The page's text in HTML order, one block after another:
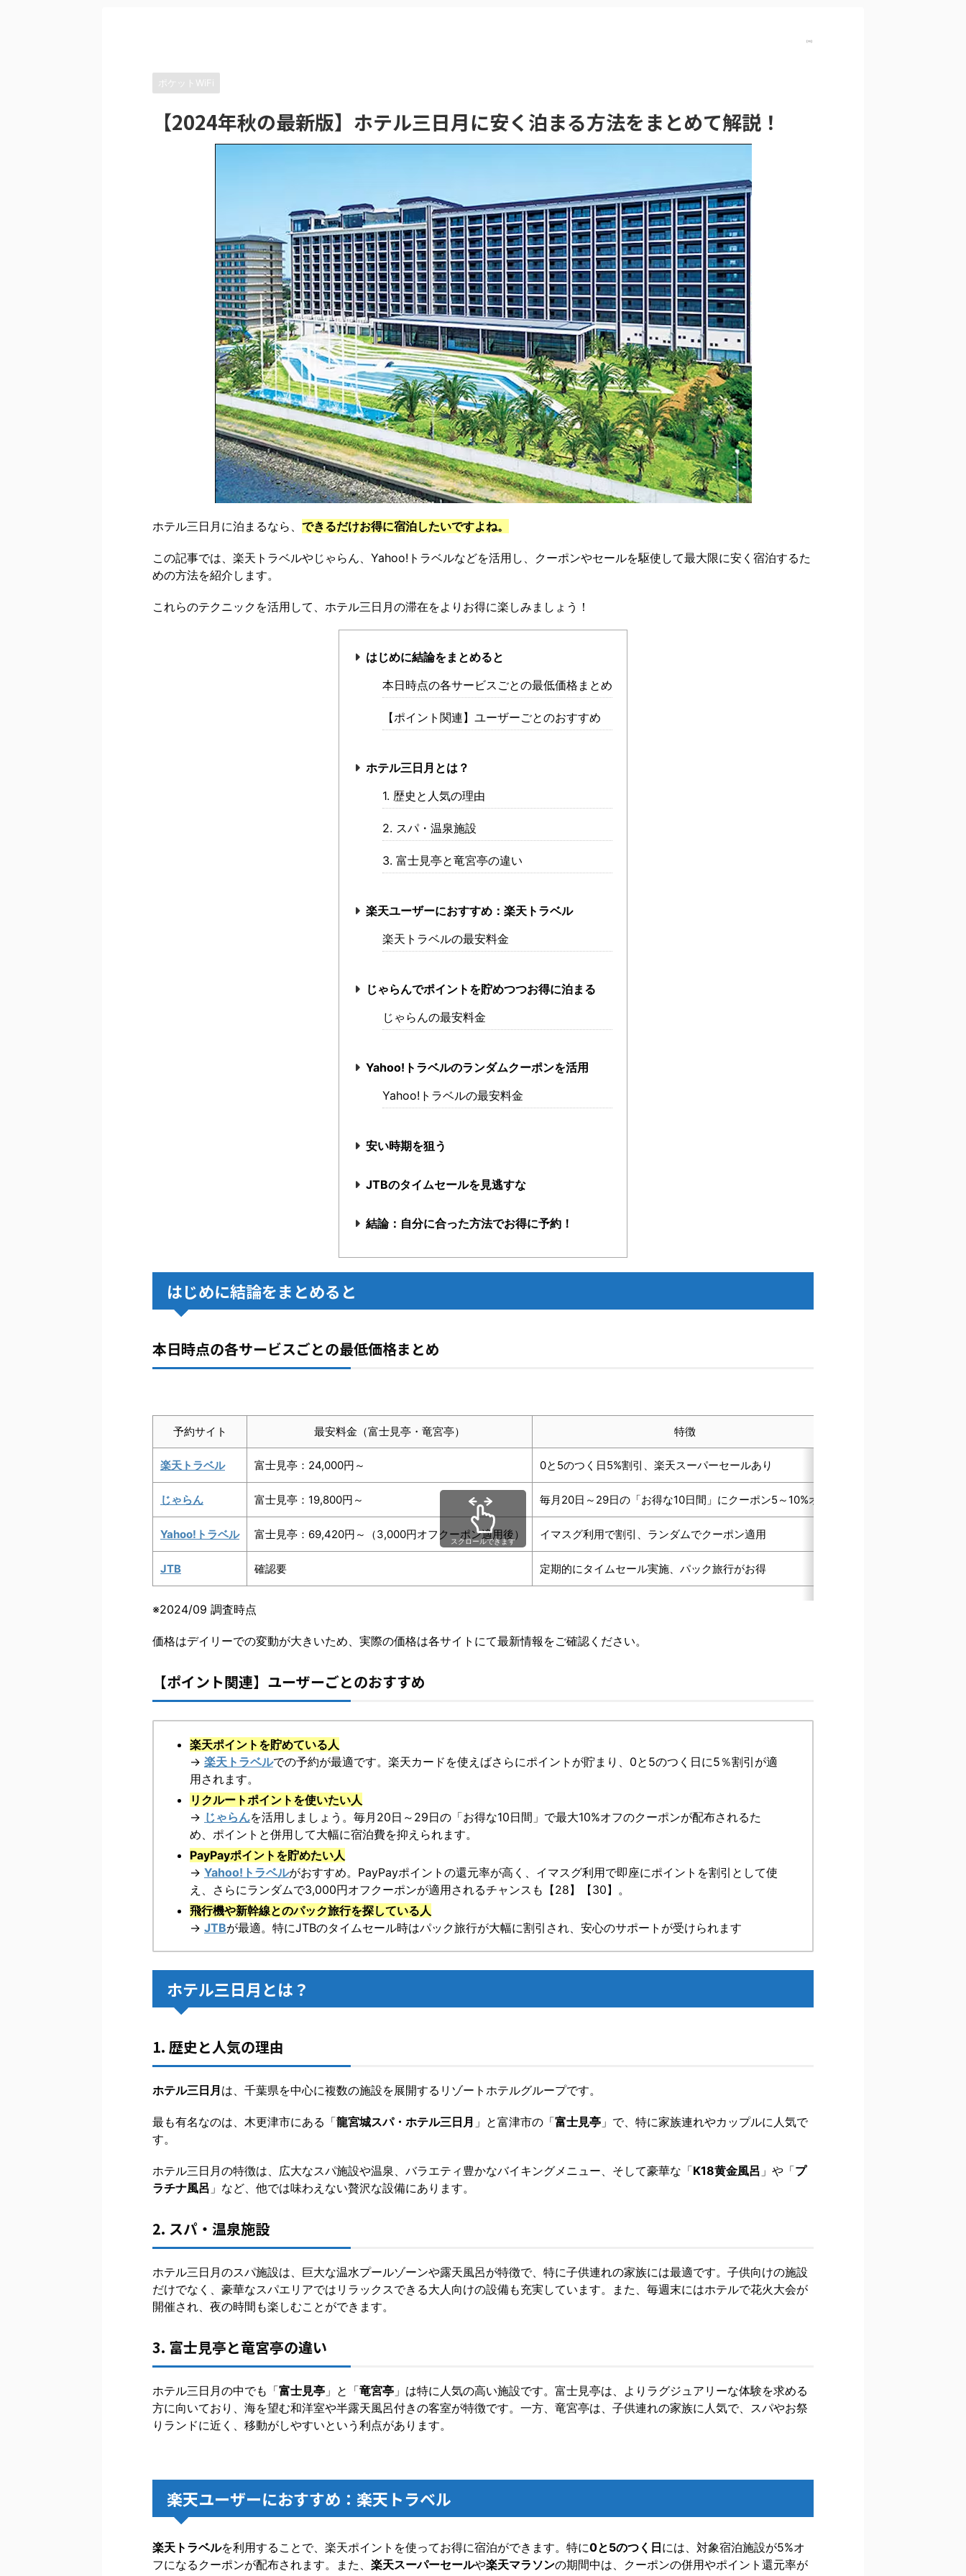
【PR】
ポケットWiFi
【2024年秋の最新版】ホテル三日月に安く泊まる方法をまとめて解説！
ホテル三日月に泊まるなら、 できるだけお得に宿泊したいですよね。
この記事では、楽天トラベルやじゃらん、Yahoo!トラベルなどを活用し、クーポンやセールを駆使して最大限に安く宿泊するた
めの方法を紹介します。
これらのテクニックを活用して、ホテル三日月の滞在をよりお得に楽しみましょう！
はじめに結論をまとめると
本日時点の各サービスごとの最低価格まとめ
【ポイント関連】ユーザーごとのおすすめ
ホテル三日月とは？
1. 歴史と人気の理由
2. スパ・温泉施設
3. 富士見亭と竜宮亭の違い
楽天ユーザーにおすすめ：楽天トラベル
楽天トラベルの最安料金
じゃらんでポイントを貯めつつお得に泊まる
じゃらんの最安料金
Yahoo!トラベルのランダムクーポンを活用
Yahoo!トラベルの最安料金
安い時期を狙う
JTBのタイムセールを見逃すな
結論：自分に合った方法でお得に予約！
はじめに結論をまとめると
本日時点の各サービスごとの最低価格まとめ
予約サイト 最安料金（富士見亭・竜宮亭） 特徴
楽天トラベル 富士見亭：24,000円～ 0と5のつく日5%割引、楽天スーパーセールあり
じゃらん 富士見亭：19,800円～ 毎月20日～29日の「お得な10日間」にクーポン5～10%オフ
Yahoo!トラベル 富士見亭：69,420円～（3,000円オフクーポン適用後） イマスグ利用で割引、ランダムでクーポン適用
JTB 確認要 定期的にタイムセール実施、パック旅行がお得
スクロールできます
※2024/09 調査時点
価格はデイリーでの変動が大きいため、実際の価格は各サイトにて最新情報をご確認ください。
【ポイント関連】ユーザーごとのおすすめ
楽天ポイントを貯めている人
→ 楽天トラベルでの予約が最適です。楽天カードを使えばさらにポイントが貯まり、0と5のつく日に5％割引が適
用されます。
リクルートポイントを使いたい人
→ じゃらんを活用しましょう。毎月20日～29日の「お得な10日間」で最大10%オフのクーポンが配布されるた
め、ポイントと併用して大幅に宿泊費を抑えられます。
PayPayポイントを貯めたい人
→ Yahoo!トラベルがおすすめ。PayPayポイントの還元率が高く、イマスグ利用で即座にポイントを割引として使
え、さらにランダムで3,000円オフクーポンが適用されるチャンスも【28】【30】。
飛行機や新幹線とのパック旅行を探している人
→ JTBが最適。特にJTBのタイムセール時はパック旅行が大幅に割引され、安心のサポートが受けられます
ホテル三日月とは？
1. 歴史と人気の理由
ホテル三日月 は、千葉県を中心に複数の施設を展開するリゾートホテルグループです。
最も有名なのは、木更津市にある「龍宮城スパ・ホテル三日月 」と富津市の「富士見亭 」で、特に家族連れやカップルに人気で
す。
ホテル三日月の特徴は、広大なスパ施設や温泉、バラエティ豊かなバイキングメニュー、そして豪華な「K18黄金風呂 」や「プ
ラチナ風呂 」など、他では味わえない贅沢な設備にあります。
2. スパ・温泉施設
ホテル三日月のスパ施設は、巨大な温水プールゾーンや露天風呂が特徴で、特に子供連れの家族には最適です。子供向けの施設
だけでなく、豪華なスパエリアではリラックスできる大人向けの設備も充実しています。また、毎週末にはホテルで花火大会が
開催され、夜の時間も楽しむことができます。
3. 富士見亭と竜宮亭の違い
ホテル三日月の中でも「富士見亭 」と「竜宮亭 」は特に人気の高い施設です。富士見亭は、よりラグジュアリーな体験を求める
方に向いており、海を望む和洋室や半露天風呂付きの客室が特徴です。一方、竜宮亭は、子供連れの家族に人気で、スパやお祭
りランドに近く、移動がしやすいという利点があります。
楽天ユーザーにおすすめ：楽天トラベル
楽天トラベルを利用することで、楽天ポイントを使ってお得に宿泊ができます。特に0と5のつく日には、対象宿泊施設が5%オ
フになるクーポンが配布されます。また、 楽天スーパーセールや楽天マラソンの期間中は、クーポンの併用やポイント還元率が